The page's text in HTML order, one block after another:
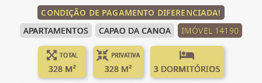
CONDIÇÃO DE PAGAMENTO DIFERENCIADA!
APARTAMENTOS
CAPAO DA CANOA IMÓVEL 14190
TOTAL
328 M²
PRIVATIVA
328 M² 3 DORMITÓRIOS